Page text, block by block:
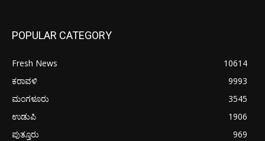
POPULAR CATEGORY
Fresh News
10614
ಕರಾವಳಿ
9993
ಮಂಗಳೂರು
3545
ಉಡುಪಿ
1906
ಪುತ್ತೂರು
969